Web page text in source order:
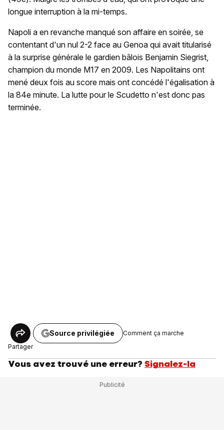
longue interruption à la mi-temps.
Napoli a en revanche manqué son affaire en soirée, se
contentant d'un nul 2-2 face au Genoa qui avait titularisé
à la surprise générale le gardien bâlois Benjamin Siegrist,
champion du monde M17 en 2009. Les Napolitains ont
mené deux fois au score mais ont concédé l'égalisation à
la 84e minute. La lutte pour le Scudetto n'est donc pas
terminée.
Partager
Source privilégiée Comment ça marche
Vous avez trouvé une erreur? Signalez-la